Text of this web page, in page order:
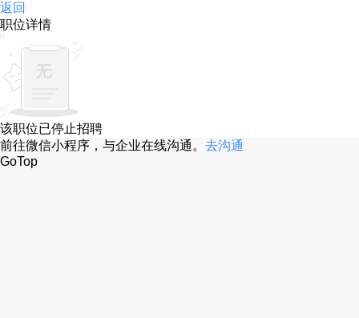
返回
职位详情
该职位已停止招聘
前往微信小程序，与企业在线沟通。 去沟通
GoTop